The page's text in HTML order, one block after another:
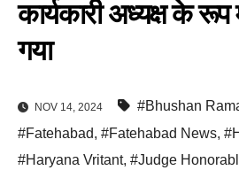
कार्यकारी अध्यक्ष के रूप
गया
NOV 14, 2024 #Bhushan
#Fatehabad, #Fatehabad News,
#Haryana Vritant, #Judge